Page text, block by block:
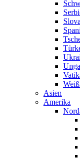
Asien
Amerika